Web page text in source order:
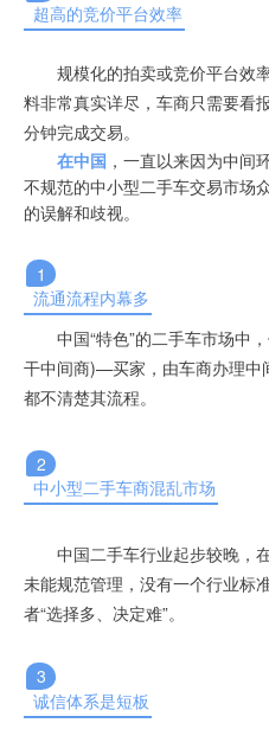
超高的竞价平台效率
规模化的拍卖或竞价平台效
料非常真实详尽，车商只需要看
分钟完成交易。
在中国 ，一直以来因为中间
不规范的中小型二手车交易市场
的误解和歧视。
1
流通流程内幕多
中国“特色”的二手车市场中
干中间商)—买家，由车商办理中
都不清楚其流程。
2
中小型二手车商混乱市场
中国二手车行业起步较晚，
未能规范管理，没有一个行业标
者“选择多、决定难”。
3
诚信体系是短板